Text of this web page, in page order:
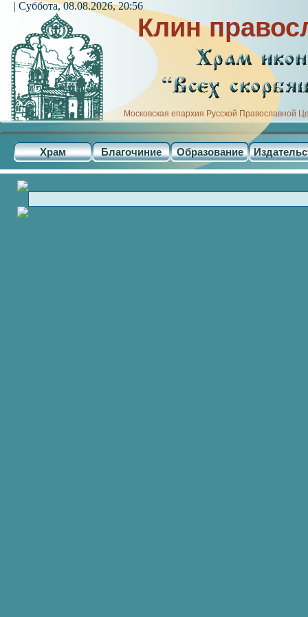
Клин
Московская епархия Русской Православной
Храм Благочиние Образование
| Суббота, 08.08.2026, 20:56